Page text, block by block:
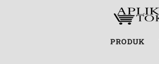
PRODUK